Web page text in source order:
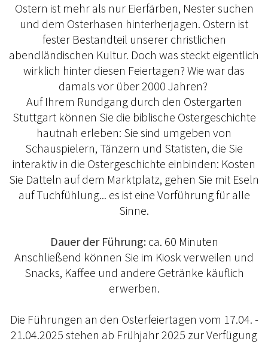
Ostern ist mehr als nur Eierfärben, Nester suchen
und dem Osterhasen hinterherjagen. Ostern ist
fester Bestandteil unserer christlichen
abendländischen Kultur. Doch was steckt eigentlich
wirklich hinter diesen Feiertagen? Wie war das
damals vor über 2000 Jahren?
Auf Ihrem Rundgang durch den Ostergarten
Stuttgart können Sie die biblische Ostergeschichte
hautnah erleben: Sie sind umgeben von
Schauspielern, Tänzern und Statisten, die Sie
interaktiv in die Ostergeschichte einbinden: Kosten
Sie Datteln auf dem Marktplatz, gehen Sie mit Eseln
auf Tuchfühlung... es ist eine Vorführung für alle
Sinne.
Dauer der Führung:ca. 60 Minuten
Anschließend können Sie im Kiosk verweilen und
Snacks, Kaffee und andere Getränke käuflich
erwerben.
Die Führungen an den Osterfeiertagen vom 17.04. -
21.04.2025 stehen ab Frühjahr 2025 zur Verfügung